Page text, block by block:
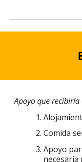
Apoyo que
Comida
Apoyo
necesaria